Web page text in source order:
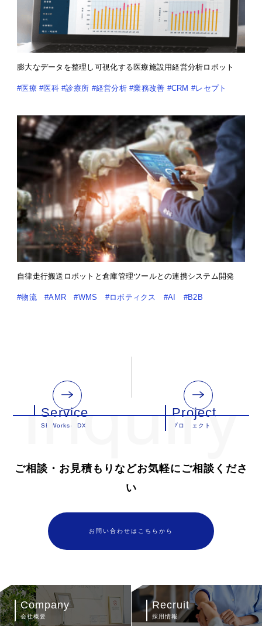
膨大なデータを整理し可視化する医療施設用経営分析ロボット
#医療 #医科 #診療所 #経営分析 #業務改善 #CRM #レセプト
自律走行搬送ロボットと倉庫管理ツールとの連携システム開発
#物流 #AMR #WMS #ロボティクス #AI #B2B
Service
SBWorksのDX
Project
プロジェクト
ご相談・お見積もりなどお気軽にご相談くださ
い
お問い合わせはこちらから
Company
会社概要
Recruit
採用情報